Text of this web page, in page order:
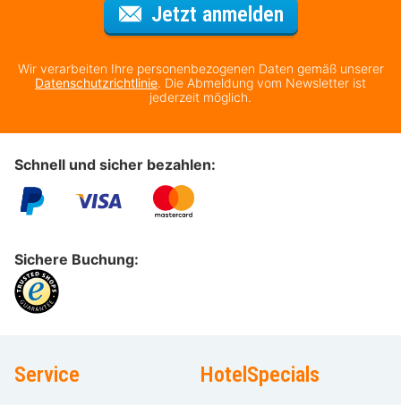
Jetzt anmeldenFür den
Wir verarbeiten Ihre personenbezogenen Daten gemäß unserer
Datenschutzrichtlinie. Die Abmeldung vom Newsletter ist
jederzeit möglich.
Schnell und sicher bezahlen:
Sichere Buchung:
Service HotelSpecials